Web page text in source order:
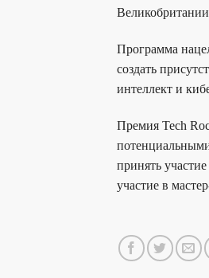
Программа
создать
интеллект и
Премия Tech
принять
участие в